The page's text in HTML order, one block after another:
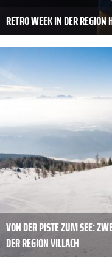
RETRO WEEK IN DER
VON DER PISTE ZUM SEE:
DER REGION VILLACH